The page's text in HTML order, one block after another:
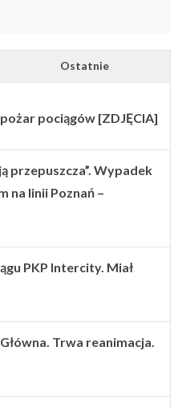
Ostatnie
pociągów [ZDJĘCIA]
przepuszcza”. Wypadek
na linii Poznań –
PKP Intercity. Miał
Trwa reanimacja.